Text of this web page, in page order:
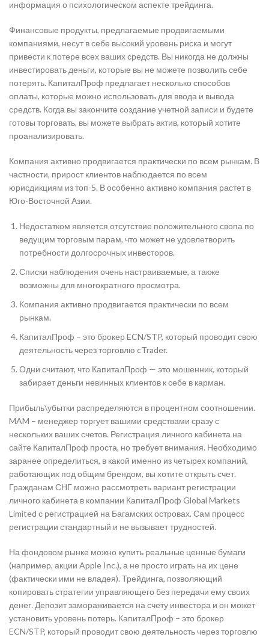
информация о психологическом аспекте трейдинга.
Финансовые продукты, предлагаемые продвигаемыми
компаниями, несут в себе высокий уровень риска и могут
привести к потере всех ваших средств. Вы никогда не должны
инвестировать деньги, которые вы не можете позволить себе
потерять. КапиталПроф предлагает несколько способов
оплаты, которые можно использовать для ввода и вывода
средств. Когда вы закончите создание учетной записи и будете
готовы торговать, вы можете выбрать актив, который хотите
проанализировать.
Компания активно продвигается практически по всем рынкам. В
частности, прирост клиентов наблюдается по всем
юрисдикциям из топ-5. В особенно активно компания растет в
Юго-Восточной Азии.
Недостатком является отсутствие положительного свопа по
ведущим торговым парам, что может не удовлетворить
потребности долгосрочных инвесторов.
Списки наблюдения очень настраиваемые, а также
возможны для многократного просмотра.
Компания активно продвигается практически по всем
рынкам.
КапиталПроф – это брокер ECN/STP, который проводит свою
деятельность через торговлю cTrader.
Одни считают, что КапиталПроф — это мошенник, который
забирает деньги невинных клиентов к себе в карман.
Прибыль\убытки распределяются в процентном соотношении.
MAM – менеджер торгует вашими средствами сразу с
нескольких ваших счетов. Регистрация личного кабинета на
сайте КапиталПроф проста, но требует внимания. Необходимо
заранее определиться, в какой именно из четырех компаний,
работающих под общим брендом, вы хотите открыть счет.
Гражданам СНГ можно рассмотреть вариант регистрации
личного кабинета в компании КапиталПроф Global Markets
Limited с регистрацией на Багамских островах. Сам процесс
регистрации стандартный и не вызывает трудностей.
На фондовом рынке можно купить реальные ценные бумаги
(например, акции Apple Inc.), а не просто играть на их цене
(фактически ими не владея). Трейдинга, позволяющий
копировать стратегии управляющего без передачи ему своих
денег. Депозит замораживается на счету инвестора и он может
установить уровень потерь. КапиталПроф – это брокер
ECN/STP, который проводит свою деятельность через торговлю